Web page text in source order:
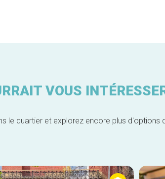
VOUS
le quartier et explorez encore plus d'options